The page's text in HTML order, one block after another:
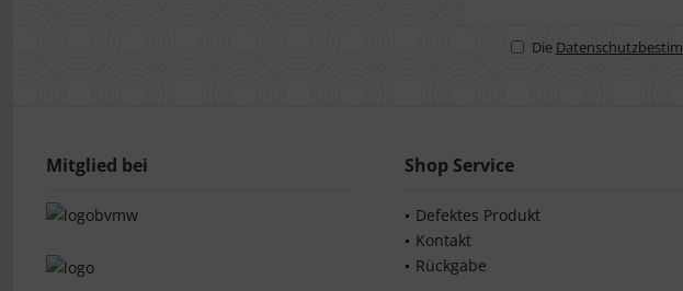
Die
Mitglied bei Shop Service
Defektes Produkt
Kontakt
Rückgabe